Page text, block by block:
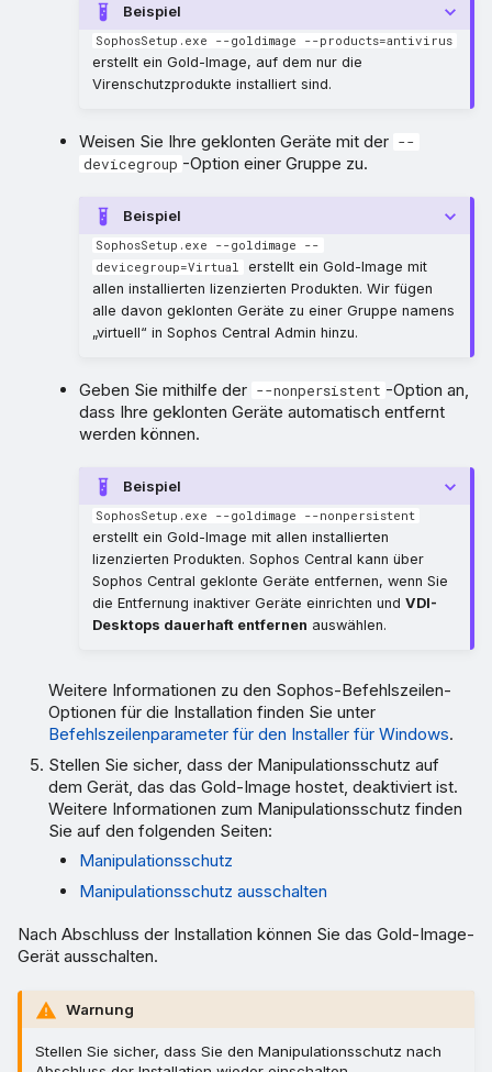
Beispiel
SophosSetup.exe --goldimage --products=antivirus
erstellt ein Gold-Image, auf dem nur die
Virenschutzprodukte installiert sind.
Weisen Sie Ihre geklonten Geräte mit der --
devicegroup -Option einer Gruppe zu.
Beispiel
SophosSetup.exe --goldimage --
devicegroup=Virtual
erstellt ein Gold-Image mit
allen installierten lizenzierten Produkten. Wir fügen
alle davon geklonten Geräte zu einer Gruppe namens
„virtuell“ in Sophos Central Admin hinzu.
Geben Sie mithilfe der --nonpersistent -Option an,
dass Ihre geklonten Geräte automatisch entfernt
werden können.
Beispiel
SophosSetup.exe --goldimage --nonpersistent
erstellt ein Gold-Image mit allen installierten
lizenzierten Produkten. Sophos Central kann über
Sophos Central geklonte Geräte entfernen, wenn Sie
die Entfernung inaktiver Geräte einrichten undVDI-
Desktops dauerhaft entfernen auswählen.
Weitere Informationen zu den Sophos-Befehlszeilen-
Optionen für die Installation finden Sie unter
Befehlszeilenparameter für den Installer für Windows.
Stellen Sie sicher, dass der Manipulationsschutz auf
dem Gerät, das das Gold-Image hostet, deaktiviert ist.
Weitere Informationen zum Manipulationsschutz finden
Sie auf den folgenden Seiten:
Manipulationsschutz
Manipulationsschutz ausschalten
Nach Abschluss der Installation können Sie das Gold-Image-
Gerät ausschalten.
Warnung
Stellen Sie sicher, dass Sie den Manipulationsschutz nach